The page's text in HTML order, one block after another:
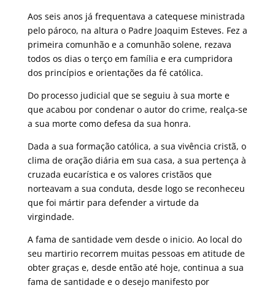
Aos seis anos já frequentava a catequese ministrada
pelo pároco, na altura o Padre Joaquim Esteves. Fez a
primeira comunhão e a comunhão solene, rezava
todos os dias o terço em família e era cumpridora
dos princípios e orientações da fé católica.
Do processo judicial que se seguiu à sua morte e
que acabou por condenar o autor do crime, realça-se
a sua morte como defesa da sua honra.
Dada a sua formação católica, a sua vivência cristã, o
clima de oração diária em sua casa, a sua pertença à
cruzada eucarística e os valores cristãos que
norteavam a sua conduta, desde logo se reconheceu
que foi mártir para defender a virtude da
virgindade.
A fama de santidade vem desde o inicio. Ao local do
seu martirio recorrem muitas pessoas em atitude de
obter graças e, desde então até hoje, continua a sua
fama de santidade e o desejo manifesto por